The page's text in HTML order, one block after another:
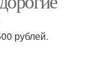
рублей.